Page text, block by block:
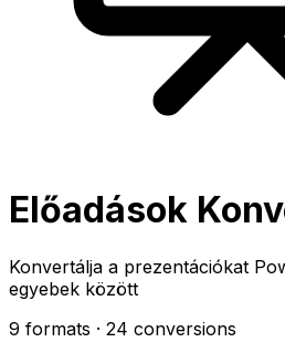
Előadások
Konvertálja a prezentációkat
egyebek között
9 formats · 24 conversions